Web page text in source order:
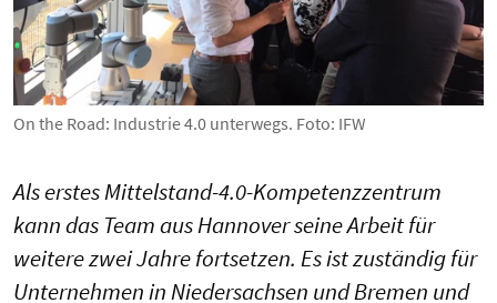
On the Road: Industrie 4.0 unterwegs. Foto: IFW
Als erstes Mittelstand-4.0-Kompetenzzentrum
kann das Team aus Hannover seine Arbeit für
weitere zwei Jahre fortsetzen. Es ist zuständig für
Unternehmen in Niedersachsen und Bremen und